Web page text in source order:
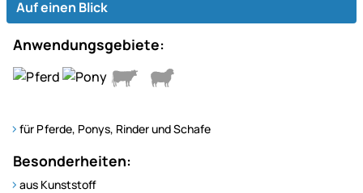
Auf einen Blick
Anwendungsgebiete:
für Pferde, Ponys, Rinder und Schafe
Besonderheiten:
aus Kunststoff